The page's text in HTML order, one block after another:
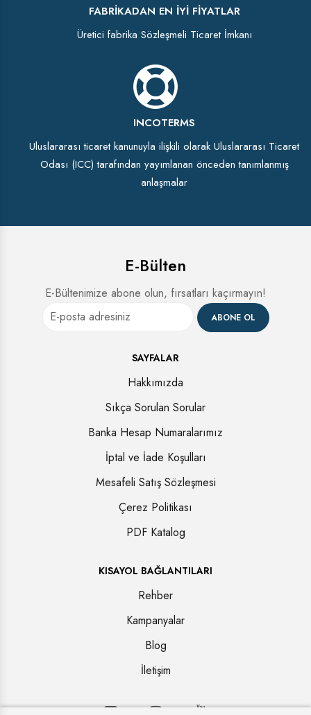
FABRIKADAN EN İYI FIYATLAR
Üretici fabrika Sözleşmeli Ticaret İmkanı
INCOTERMS
Uluslararası ticaret kanunuyla ilişkili olarak Uluslararası Ticaret
Odası (ICC) tarafından yayımlanan önceden tanımlanmış
anlaşmalar
E-Bülten
E-Bültenimize abone olun, fırsatları kaçırmayın!
ABONE OL
SAYFALAR
Hakkımızda
Sıkça Sorulan Sorular
Banka Hesap Numaralarımız
İptal ve İade Koşulları
Mesafeli Satış Sözleşmesi
Çerez Politikası
PDF Katalog
KISAYOL BAĞLANTILARI
Rehber
Kampanyalar
Blog
İletişim